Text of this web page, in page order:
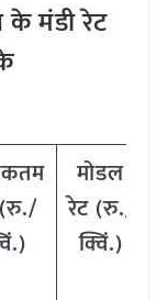
के मंडी रेट
मोडल
रेट (रु./
क्विं.)